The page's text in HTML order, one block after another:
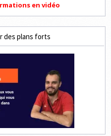
en vidéo
des plans forts